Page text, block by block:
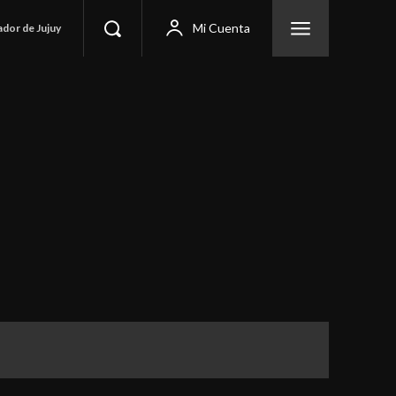
de Jujuy Mi Cuenta